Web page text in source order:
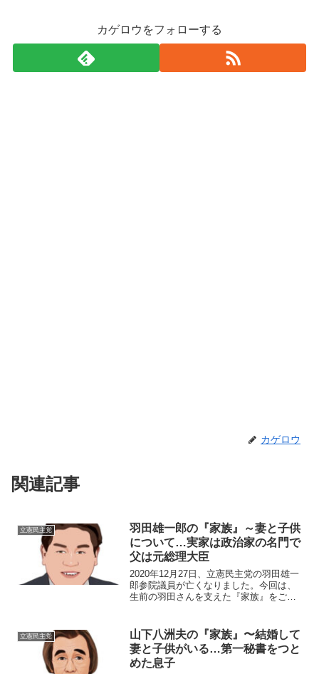
カゲロウをフォローする
カゲロウ
関連記事
立憲民主党
羽田雄一郎の『家族』～妻と子供
について…実家は政治家の名門で
父は元総理大臣
2020年12月27日、立憲民主党の羽田雄一
郎参院議員が亡くなりました。今回は、
生前の羽田さんを支えた『家族』をご紹
雄一郎（はた・ゆういちろう）生年月
日：1967年7月...
立憲民主党
山下八洲夫の『家族』〜結婚して
妻と子供がいる…第一秘書をつと
めた息子